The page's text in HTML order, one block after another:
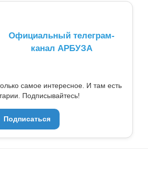
Официальный телеграм-
канал АРБУЗА
самое интересное. И там есть
Подписывайтесь!
Подписаться